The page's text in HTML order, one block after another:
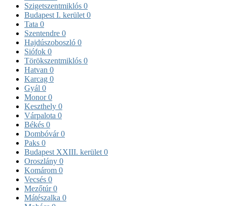
Szigetszentmiklós 0
Budapest I. kerület 0
Tata 0
Szentendre 0
Hajdúszoboszló 0
Siófok 0
Törökszentmiklós 0
Hatvan 0
Karcag 0
Gyál 0
Monor0
Keszthely 0
Várpalota 0
Békés 0
Dombóvár0
Paks 0
Budapest XXIII. kerület 0
Oroszlány 0
Komárom 0
Vecsés 0
Mezőtúr0
Mátészalka 0